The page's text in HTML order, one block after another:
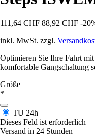
111,64 CHF 88,92 CHF -
inkl. MwSt. zzgl.
Optimieren Sie Ihre Fahrt
komfortable Gangschaltung
Größe
*
TU 24h
Dieses Feld ist erforderlich
Versand in 24 Stunden